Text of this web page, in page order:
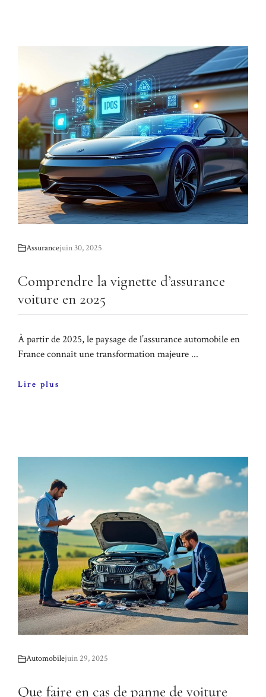
Assurancejuin 30, 2025
Comprendre la vignette d’assurance
voiture en 2025
À partir de 2025, le paysage de l’assurance automobile en
France connaît une transformation majeure ...
Lire plus
Automobilejuin 29, 2025
Que faire en cas de panne de voiture